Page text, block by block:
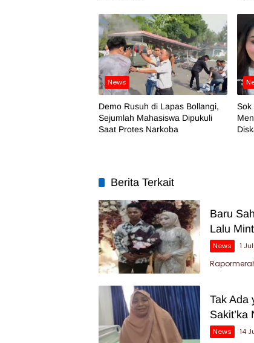
News
Demo Rusuh di Lapas Bollangi,
Sejumlah Mahasiswa Dipukuli
Saat Protes Narkoba
Sok
Berita Terkait
Baru
Lalu
News 1
Tak Ada
Sakit’ka
News 14